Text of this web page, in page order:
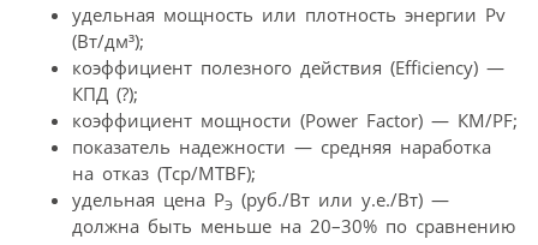
удельная мощность или плотность энергии Pv
(Вт/дм³);
коэффициент полезного действия (Efficiency) —
КПД (?);
коэффициент мощности (Power Factor) — КМ/PF;
показатель надежности — средняя наработка
на отказ (Тср/MTBF);
удельная цена РЭ (руб./Вт или у.е./Вт) —
должна быть меньше на 20–30% по сравнению